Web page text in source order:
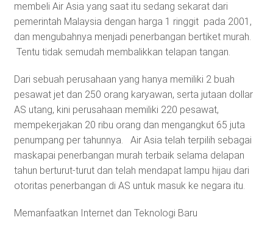
membeli Air Asia yang saat itu sedang sekarat dari
pemerintah Malaysia dengan harga 1 ringgit pada 2001,
dan mengubahnya menjadi penerbangan bertiket murah.
Tentu tidak semudah membalikkan telapan tangan.
Dari sebuah perusahaan yang hanya memiliki 2 buah
pesawat jet dan 250 orang karyawan, serta jutaan dollar
AS utang, kini perusahaan memiliki 220 pesawat,
mempekerjakan 20 ribu orang dan mengangkut 65 juta
penumpang per tahunnya. Air Asia telah terpilih sebagai
maskapai penerbangan murah terbaik selama delapan
tahun berturut-turut dan telah mendapat lampu hijau dari
otoritas penerbangan di AS untuk masuk ke negara itu.
Memanfaatkan Internet dan Teknologi Baru